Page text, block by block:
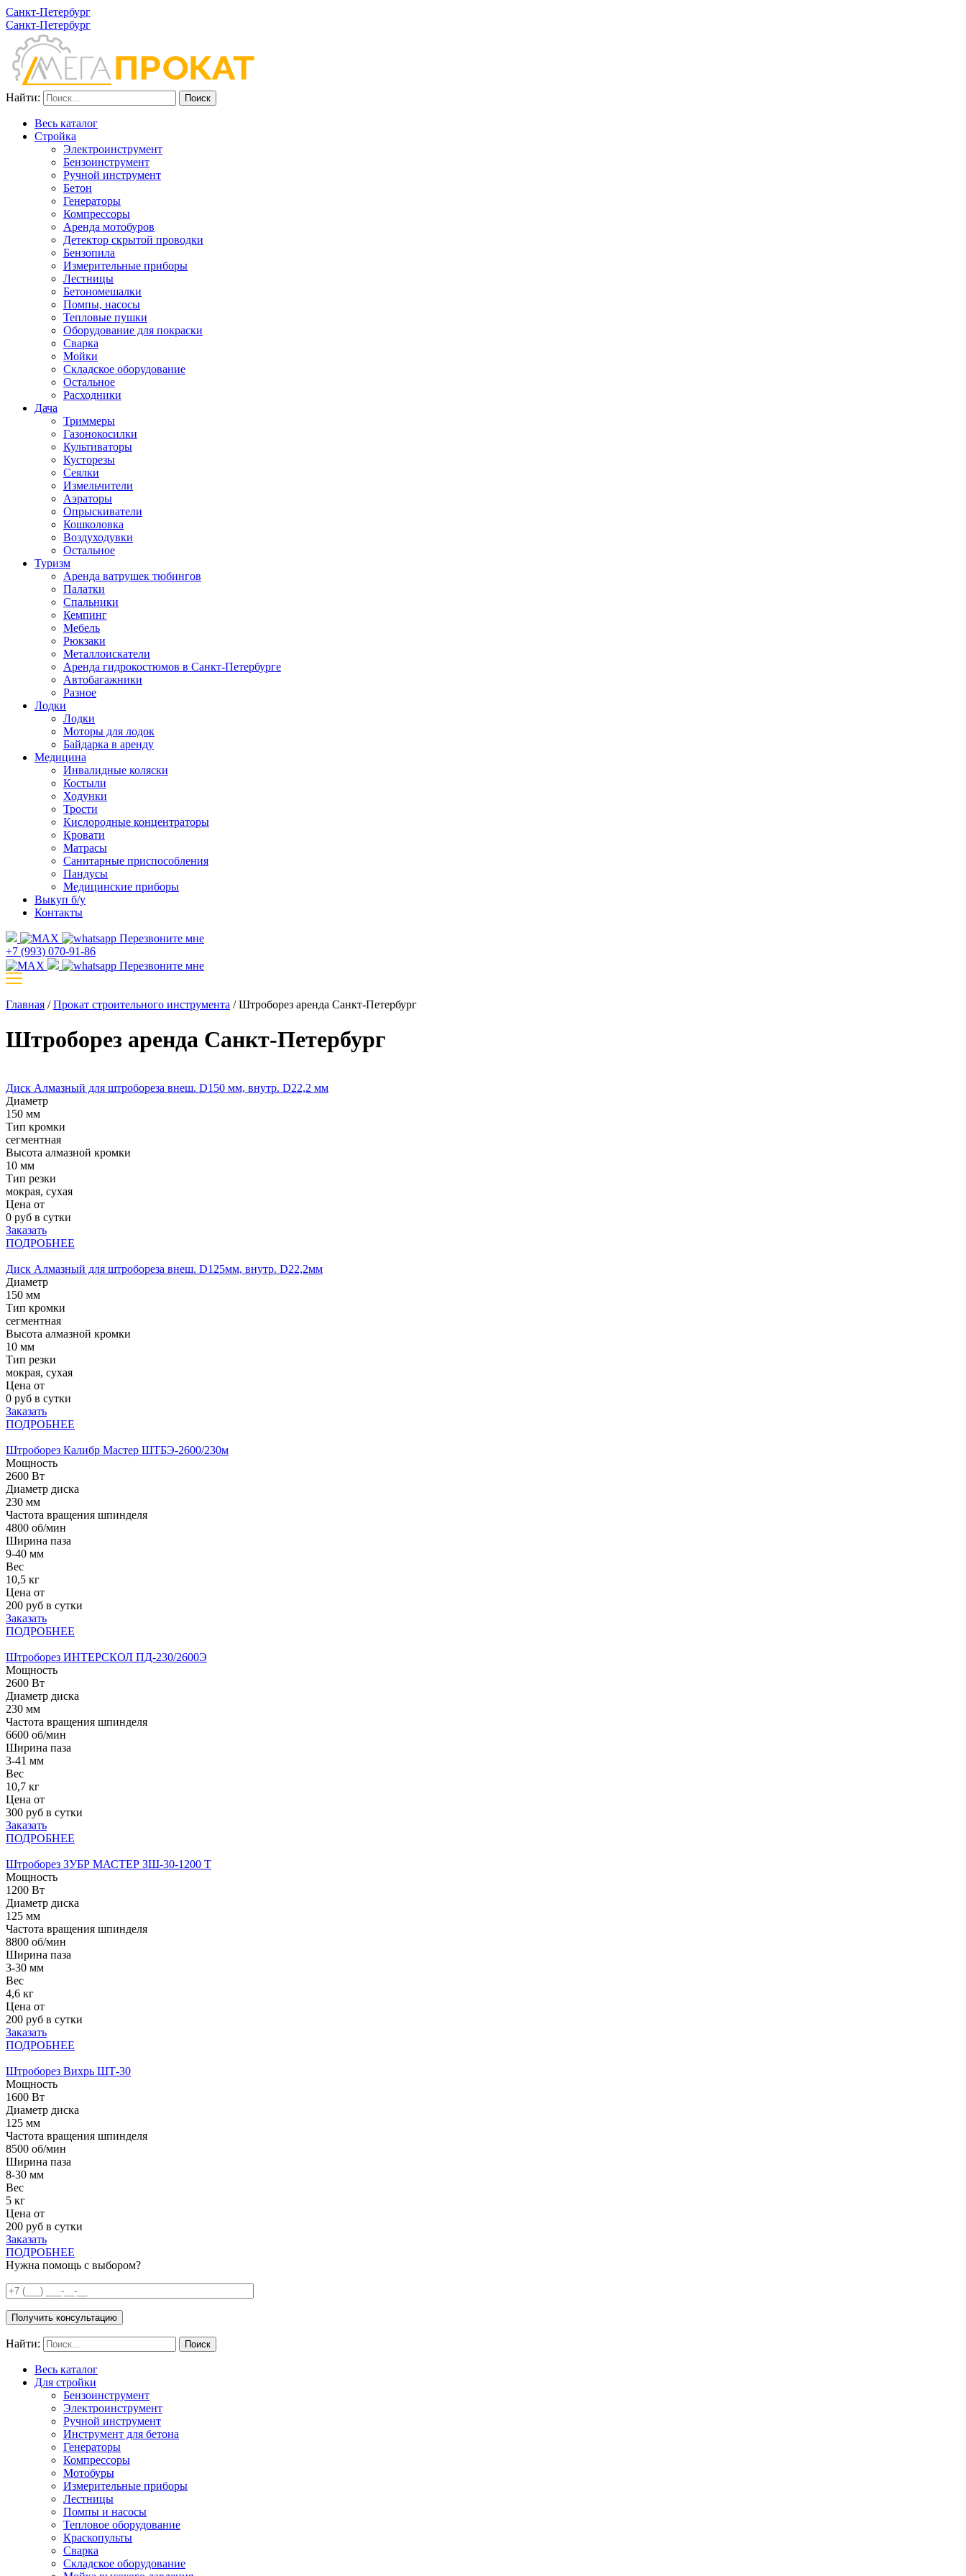
Санкт-Петербург
Санкт-Петербург
Найти:
Весь каталог
Стройка
Электроинструмент
Бензоинструмент
Ручной инструмент
Бетон
Генераторы
Компрессоры
Аренда мотобуров
Детектор скрытой проводки
Бензопила
Измерительные приборы
Лестницы
Бетономешалки
Помпы, насосы
Тепловые пушки
Оборудование для покраски
Сварка
Мойки
Складское оборудование
Остальное
Расходники
Дача
Триммеры
Газонокосилки
Культиваторы
Кусторезы
Сеялки
Измельчители
Аэраторы
Опрыскиватели
Кошколовка
Воздуходувки
Остальное
Туризм
Аренда ватрушек тюбингов
Палатки
Спальники
Кемпинг
Мебель
Рюкзаки
Металлоискатели
Аренда гидрокостюмов в Санкт-Петербурге
Автобагажники
Разное
Лодки
Лодки
Моторы для лодок
Байдарка в аренду
Медицина
Инвалидные коляски
Костыли
Ходунки
Трости
Кислородные концентраторы
Кровати
Матрасы
Санитарные приспособления
Пандусы
Медицинские приборы
Выкуп б/у
Контакты
Перезвоните мне
+7 (993) 070-91-86
Перезвоните мне
Главная /Прокат строительного инструмента /Штроборез аренда Санкт-Петербург
Штроборез аренда Санкт-Петербург
Диск Алмазный для штробореза внеш. D150 мм, внутр. D22,2 мм
Диаметр
150 мм
Тип кромки
сегментная
Высота алмазной кромки
10 мм
Тип резки
мокрая, сухая
Цена от
0 руб в сутки
Заказать
ПОДРОБНЕЕ
Диск Алмазный для штробореза внеш. D125мм, внутр. D22,2мм
Диаметр
150 мм
Тип кромки
сегментная
Высота алмазной кромки
10 мм
Тип резки
мокрая, сухая
Цена от
0 руб в сутки
Заказать
ПОДРОБНЕЕ
Штроборез Калибр Мастер ШТБЭ-2600/230м
Мощность
2600 Вт
Диаметр диска
230 мм
Частота вращения шпинделя
4800 об/мин
Ширина паза
9-40 мм
Вес
10,5 кг
Цена от
200 руб в сутки
Заказать
ПОДРОБНЕЕ
Штроборез ИНТЕРСКОЛ ПД-230/2600Э
Мощность
2600 Вт
Диаметр диска
230 мм
Частота вращения шпинделя
6600 об/мин
Ширина паза
3-41 мм
Вес
10,7 кг
Цена от
300 руб в сутки
Заказать
ПОДРОБНЕЕ
Штроборез ЗУБР МАСТЕР ЗШ-30-1200 Т
Мощность
1200 Вт
Диаметр диска
125 мм
Частота вращения шпинделя
8800 об/мин
Ширина паза
3-30 мм
Вес
4,6 кг
Цена от
200 руб в сутки
Заказать
ПОДРОБНЕЕ
Штроборез Вихрь ШТ-30
Мощность
1600 Вт
Диаметр диска
125 мм
Частота вращения шпинделя
8500 об/мин
Ширина паза
8-30 мм
Вес
5 кг
Цена от
200 руб в сутки
Заказать
ПОДРОБНЕЕ
Нужна помощь с выбором?
Получить консультацию
Найти:
Весь каталог
Для стройки
Бензоинструмент
Электроинструмент
Ручной инструмент
Инструмент для бетона
Генераторы
Компрессоры
Мотобуры
Измерительные приборы
Лестницы
Помпы и насосы
Тепловое оборудование
Краскопульты
Сварка
Складское оборудование